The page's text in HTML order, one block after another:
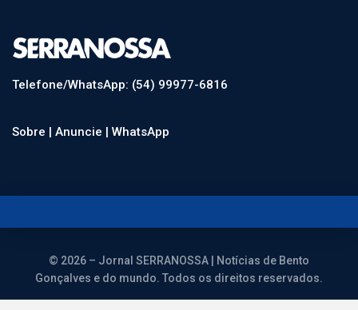
Telefone/WhatsApp: (54) 99977-6816
Sobre | Anuncie | WhatsApp
© 2026 – Jornal SERRANOSSA | Notícias de Bento
Gonçalves e do mundo. Todos os direitos reservados.